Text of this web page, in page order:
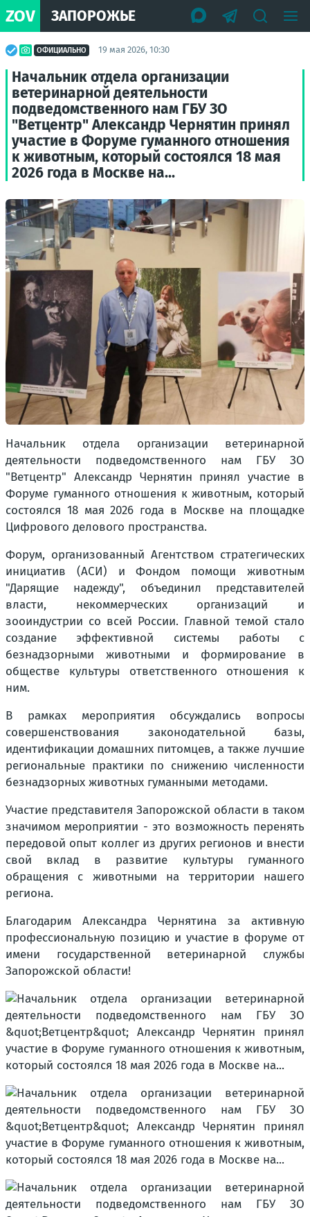
ZOV ЗАПОРОЖЬЕ
ОФИЦИАЛЬНО 19 мая 2026, 10:30
Начальник отдела организации
ветеринарной деятельности
подведомственного нам ГБУ ЗО
"Ветцентр" Александр Чернятин принял
участие в Форуме гуманного отношения
к животным, который состоялся 18 мая
2026 года в Москве на...
Начальник отдела организации ветеринарной
деятельности подведомственного нам ГБУ ЗО
"Ветцентр" Александр Чернятин принял участие в
Форуме гуманного отношения к животным, который
состоялся 18 мая 2026 года в Москве на площадке
Цифрового делового пространства.
Форум, организованный Агентством стратегических
инициатив (АСИ) и Фондом помощи животным
"Дарящие надежду", объединил представителей
власти, некоммерческих организаций и
зооиндустрии со всей России. Главной темой стало
создание эффективной системы работы с
безнадзорными животными и формирование в
обществе культуры ответственного отношения к
ним.
В рамках мероприятия обсуждались вопросы
совершенствования законодательной базы,
идентификации домашних питомцев, а также лучшие
региональные практики по снижению численности
безнадзорных животных гуманными методами.
Участие представителя Запорожской области в таком
значимом мероприятии - это возможность перенять
передовой опыт коллег из других регионов и внести
свой вклад в развитие культуры гуманного
обращения с животными на территории нашего
региона.
Благодарим Александра Чернятина за активную
профессиональную позицию и участие в форуме от
имени государственной ветеринарной службы
Запорожской области!